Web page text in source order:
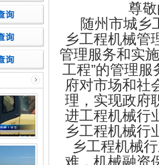
尊
随州市城乡
乡工程机械管
管理服务和实
工程”的管理服
府对市场和社
理，实现政府
进工程机械行
乡工程机械行
乡工程机械
难，机械融资